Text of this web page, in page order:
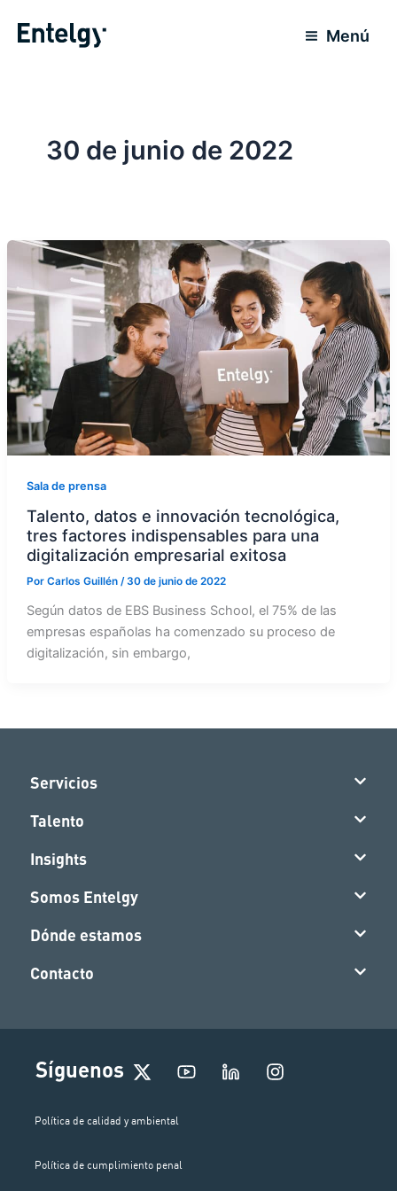
Menú
30 de junio de 2022
Sala de prensa
Talento, datos e innovación tecnológica,
tres factores indispensables para una
digitalización empresarial exitosa
Por Carlos Guillén /30 de junio de 2022
Según datos de EBS Business School, el 75% de las
empresas españolas ha comenzado su proceso de
digitalización, sin embargo,
Servicios
Talento
Insights
Somos Entelgy
Dónde estamos
Contacto
Síguenos
I
n
Política de calidad y ambiental
Política de cumplimiento penal